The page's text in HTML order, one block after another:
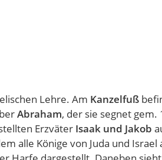
Lehre. Am Kanzelfuß
Abraham, der sie segnet gem.
Erzväter Isaak und Jakob
alle Könige von Juda und